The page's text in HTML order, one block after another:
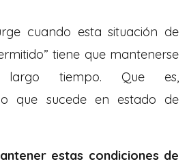
cuando esta situación de
tiene que mantenerse
tiempo. Que es,
que sucede en estado de
estas condiciones de